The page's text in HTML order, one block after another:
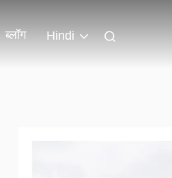
ब्लॉग Hindi